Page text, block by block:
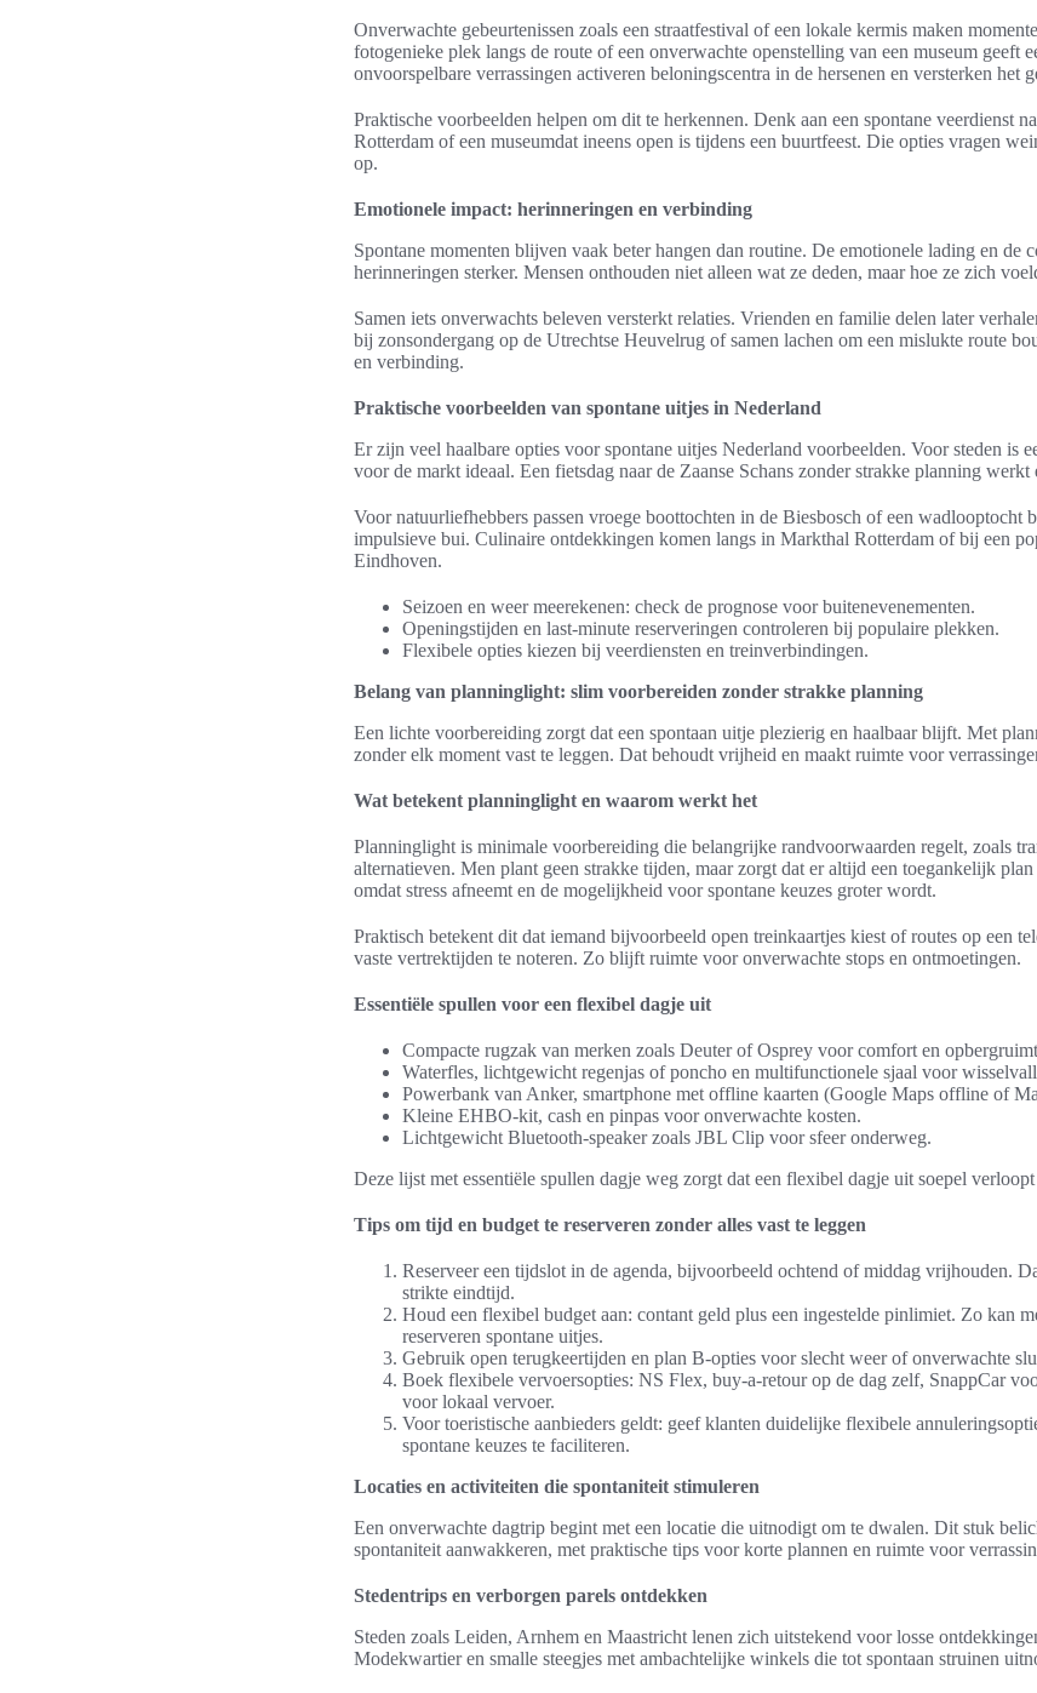
Onverwachte gebeurtenissen zoals een straatfestival of een lokale kermis maken
fotogenieke plek langs de route of een onverwachte openstelling van een museum geeft
onvoorspelbare verrassingen activeren beloningscentra in de hersenen en versterken het
Praktische voorbeelden helpen om dit te herkennen. Denk aan een spontane veerdienst
Rotterdam of een museumdat ineens open is tijdens een buurtfeest. Die opties vragen
op.
Emotionele impact: herinneringen en verbinding
Spontane momenten blijven vaak beter hangen dan routine. De emotionele lading en de
herinneringen sterker. Mensen onthouden niet alleen wat ze deden, maar hoe ze zich
Samen iets onverwachts beleven versterkt relaties. Vrienden en familie delen later
bij zonsondergang op de Utrechtse Heuvelrug of samen lachen om een mislukte route
en verbinding.
Praktische voorbeelden van spontane uitjes in Nederland
Er zijn veel haalbare opties voor spontane uitjes Nederland voorbeelden. Voor steden is
voor de markt ideaal. Een fietsdag naar de Zaanse Schans zonder strakke planning werkt
Voor natuurliefhebbers passen vroege boottochten in de Biesbosch of een wadlooptocht
impulsieve bui. Culinaire ontdekkingen komen langs in Markthal Rotterdam of bij een
Eindhoven.
Seizoen en weer meerekenen: check de prognose voor buitenevenementen.
Openingstijden en last-minute reserveringen controleren bij populaire plekken.
Flexibele opties kiezen bij veerdiensten en treinverbindingen.
Belang van planninglight: slim voorbereiden zonder strakke planning
Een lichte voorbereiding zorgt dat een spontaan uitje plezierig en haalbaar blijft. Met
zonder elk moment vast te leggen. Dat behoudt vrijheid en maakt ruimte voor
Wat betekent planninglight en waarom werkt het
Planninglight is minimale voorbereiding die belangrijke randvoorwaarden regelt, zoals
alternatieven. Men plant geen strakke tijden, maar zorgt dat er altijd een toegankelijk
omdat stress afneemt en de mogelijkheid voor spontane keuzes groter wordt.
Praktisch betekent dit dat iemand bijvoorbeeld open treinkaartjes kiest of routes op een
vaste vertrektijden te noteren. Zo blijft ruimte voor onverwachte stops en ontmoetingen.
Essentiële spullen voor een flexibel dagje uit
Compacte rugzak van merken zoals Deuter of Osprey voor comfort en
Waterfles, lichtgewicht regenjas of poncho en multifunctionele sjaal voor
Powerbank van Anker, smartphone met offline kaarten (Google Maps offline of
Kleine EHBO-kit, cash en pinpas voor onverwachte kosten.
Lichtgewicht Bluetooth-speaker zoals JBL Clip voor sfeer onderweg.
Deze lijst met essentiële spullen dagje weg zorgt dat een flexibel dagje uit soepel
Tips om tijd en budget te reserveren zonder alles vast te leggen
Reserveer een tijdslot in de agenda, bijvoorbeeld ochtend of middag vrijhouden.
strikte eindtijd.
Houd een flexibel budget aan: contant geld plus een ingestelde pinlimiet. Zo kan
reserveren spontane uitjes.
Gebruik open terugkeertijden en plan B-opties voor slecht weer of onverwachte
Boek flexibele vervoersopties: NS Flex, buy-a-retour op de dag zelf, SnappCar
voor lokaal vervoer.
Voor toeristische aanbieders geldt: geef klanten duidelijke flexibele
spontane keuzes te faciliteren.
Locaties en activiteiten die spontaniteit stimuleren
Een onverwachte dagtrip begint met een locatie die uitnodigt om te dwalen. Dit stuk
spontaniteit aanwakkeren, met praktische tips voor korte plannen en ruimte voor
Stedentrips en verborgen parels ontdekken
Steden zoals Leiden, Arnhem en Maastricht lenen zich uitstekend voor losse
Modekwartier en smalle steegjes met ambachtelijke winkels die tot spontaan struinen